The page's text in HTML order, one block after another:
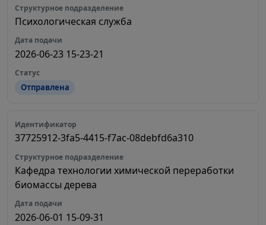
Психологическая служба
2026-06-23 15-23-21
Отправлена
37725912-3fa5-4415-f7ac-08debfd6a310
Кафедра технологии химической переработки
биомассы дерева
2026-06-01 15-09-31